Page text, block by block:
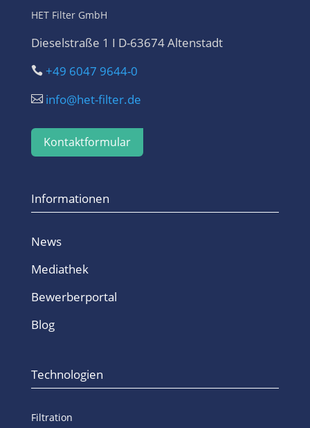
HET Filter GmbH
Dieselstraße 1 I D-63674 Altenstadt
 +49 6047 9644-0
 info@het-filter.de
Kontaktformular
Informationen
News
Mediathek
Bewerberportal
Blog
Technologien
Filtration